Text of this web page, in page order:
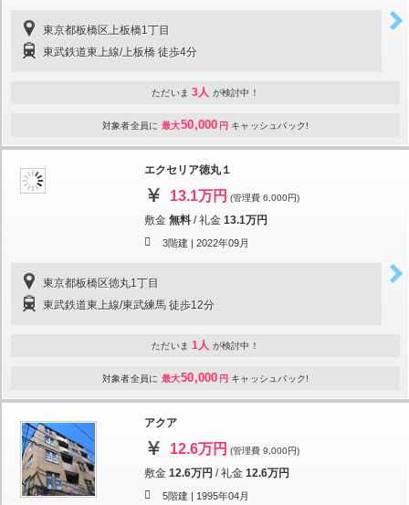
東京都板橋区上板橋1丁目
東武鉄道東上線/上板橋 徒歩4分
ただいま 3人 が検討中！
対象者全員に 最大50,000 円 キャッシュバック!
エクセリア徳丸１
13.1万円 (管理費 6,000円)
敷金 無料 /礼金 13.1万円
3階建 | 2022年09月
東京都板橋区徳丸1丁目
東武鉄道東上線/東武練馬 徒歩12分
ただいま 1人 が検討中！
対象者全員に 最大50,000 円 キャッシュバック!
アクア
12.6万円 (管理費 9,000円)
敷金 12.6万円 /礼金 12.6万円
5階建 | 1995年04月